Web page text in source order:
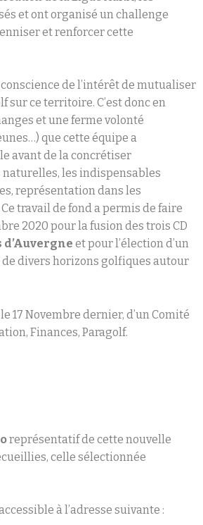
et ont organisé un challenge
et renforcer cette
de l’intérêt de mutualiser
ce territoire. C’est donc en
et une ferme volonté
que cette équipe a
avant de la concrétiser
les indispensables
représentation dans les
travail de fond a permis de faire
2020 pour la fusion des trois CD
et pour l’élection d’un
divers horizons golfiques autour
17 Novembre dernier, d’un Comité
Finances, Paragolf.
représentatif de cette nouvelle
celle sélectionnée
à l’adresse suivante :